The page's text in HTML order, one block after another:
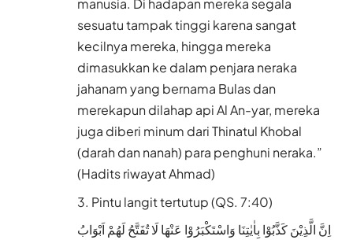
manusia. Di hadapan mereka segala
sesuatu tampak tinggi karena sangat
kecilnya mereka, hingga mereka
dimasukkan ke dalam penjara neraka
jahanam yang bernama Bulas dan
merekapun dilahap api Al An-yar, mereka
juga diberi minum dari Thinatul Khobal
(darah dan nanah) para penghuni neraka.”
(Hadits riwayat Ahmad)
Pintu langit tertutup (QS. 7:40)
اِنَّ الَّذِيْنَ كَذَّبُوْا بِاٰيٰتِنَا وَاسْتَكْبَرُوْا عَنْهَا لَا تُفَتَّحُ لَهُمْ اَبْوَابُ